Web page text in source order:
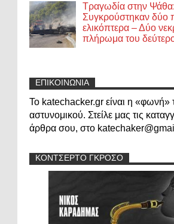
Τραγωδία στην Ψάθα:
Συγκρούστηκαν δύο
ελικόπτερα – Δύο
πλήρωμα του
ΕΠΙΚΟΙΝΩΝΙΑ
Το katechacker.gr είναι η «φωνή»
αστυνομικού. Στείλε μας τις
άρθρα σου, στο
ΚΟΝΤΣΕΡΤΟ ΓΚΡΟΣΟ